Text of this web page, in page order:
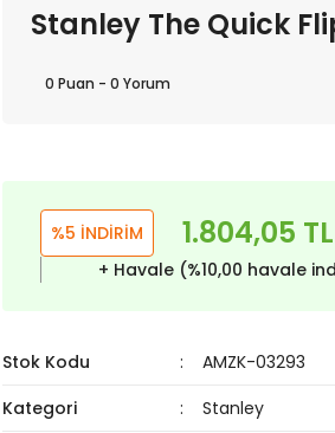
Stanley The Quick
0 Puan - 0 Yorum
%5 İNDİRİM 1.804,05 TL
+ Havale (%10,00 havale
Stok Kodu
AMZK-03293
Kategori
Stanley